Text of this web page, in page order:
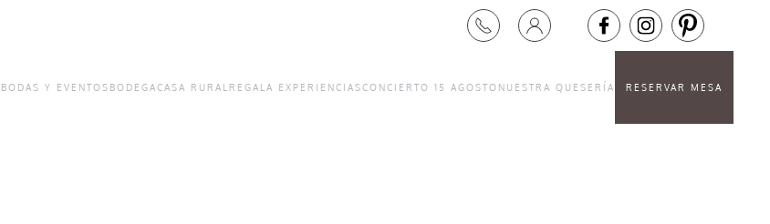
BODAS Y EVENTOS BODEGACASA RURAL REGALA EXPERIENCIASCONCIERTO 15 AGOSTO NUESTRA QUESERÍA RESERVAR MESA